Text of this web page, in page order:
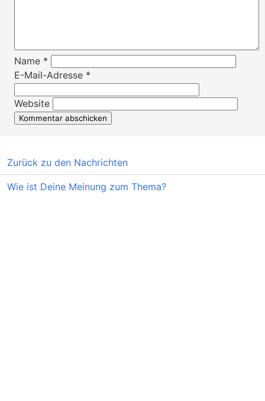
Name *
E-Mail-Adresse *
Website
Zurück zu den Nachrichten
Wie ist Deine Meinung zum Thema?